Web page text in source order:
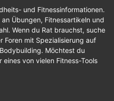
und Fitnessinformationen.
Übungen, Fitnessartikeln und
Wenn du Rat brauchst, suche
Foren mit Spezialisierung auf
Möchtest du
eines von vielen Fitness-Tools